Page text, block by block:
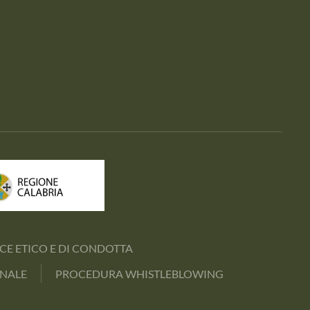
ETICO E DI CONDOTTA
PROCEDURA WHISTLEBLOWING